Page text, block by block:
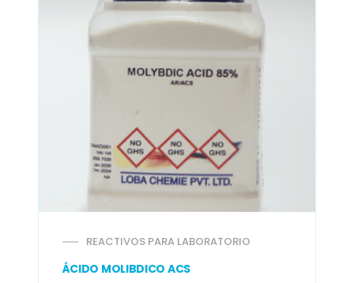
REACTIVOS PARA LABORATORIO
ÁCIDO MOLIBDICO ACS